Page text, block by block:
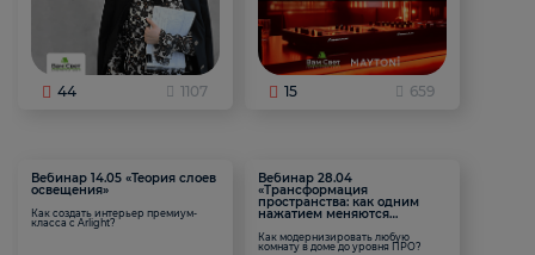
44 1107 15 659
Вебинар 14.05 «Теория слоев
освещения»
Как создать интерьер премиум-
класса с Arlight?
Вебинар 28.04
«Трансформация
пространства: как одним
нажатием меняются
Как модернизировать любую
комнату в доме до уровня ПРО?